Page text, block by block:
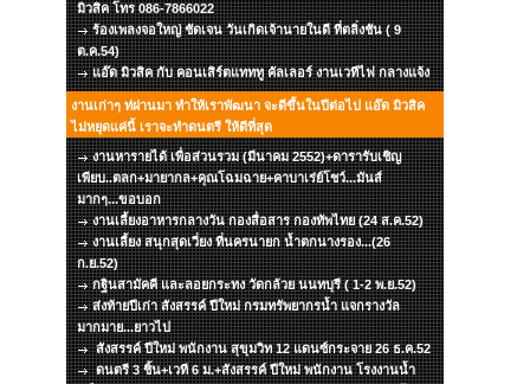
มิวสิค โทร 086-7866022
ร้องเพลงจอใหญ่ ชัดเจน วันเกิดเจ้านายในดี ที่ตลิ่งชัน ( 9
ต.ค.54)
แอ๊ด มิวสิค กับ คอนเสิร์ตแทททู คัลเลอร์ งานเวทีไฟ กลางแจ้ง
งานเก่าๆ ท่ผ่านมา ทำให้เราพัฒนา จะดีขึ้นในปีต่อไป แอ๊ด มิวสิค
ไม่หยุดแค่นี้ เราจะทำดนตรี ให้ดีที่สุด
งานหารายได้ เพื่อส่วนรวม (มีนาคม 2552)+ดารารับเชิญ
เพียบ..ตลก+มายากล+คุณโฉมฉาย+คาบาเร่ย์โชว์...มันส์
มากๆ...ขอบอก
งานเลี้ยงอาหารกลางวัน กองสื่อสาร กองทัพไทย (24 ส.ค.52)
งานเลี้ยง สนุกสุดเวี่ยง ที่นครนายก น้ำตกนางรอง...(26
ก.ย.52)
กฐินสามัคคี และลอยกระทง วัดกล้วย นนทบุรี ( 1-2 พ.ย.52)
ส่งท้ายปีเก่า สังสรรค์ ปีใหม่ กรมทรัพยากรน้ำ แจกรางวัล
มากมาย...ยาวไป
สังสรรค์ ปีใหม่ พนักงาน สุขุมวิท 12 แดนซ์กระจาย 26 ธ.ค.52
ดนตรี 3 ชิ้น+เวที 6 ม.+สังสรรค์ ปีใหม่ พนักงาน โรงงานน้ำ